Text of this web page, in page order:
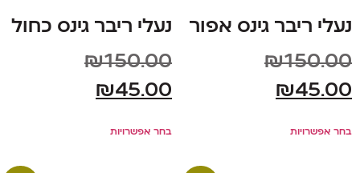
נעלי ריבר גינס אפור
₪150.00
₪45.00
בחר אפשרויות
נעלי ריבר גינס כחול
₪150.00
₪45.00
בחר אפשרויות